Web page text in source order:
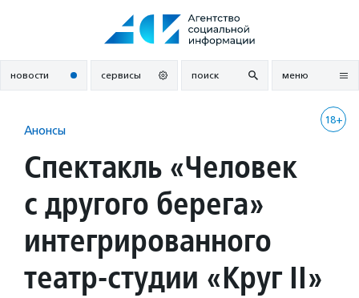
новости сервисы поиск меню
18+
Анонсы
Спектакль «Человек
с другого берега»
интегрированного
театр-студии «Круг II»